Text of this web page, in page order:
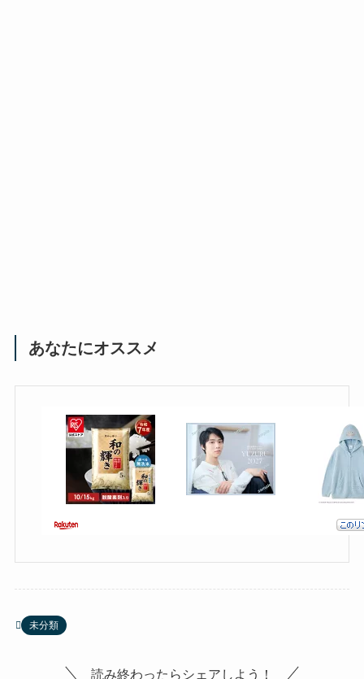
あなたにオススメ
未分類
読み終わったらシェアしよう！